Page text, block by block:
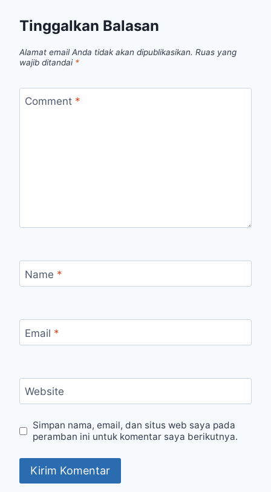
Tinggalkan Balasan
Alamat email Anda tidak akan dipublikasikan. Ruas yang
wajib ditandai *
Comment *
Name *
Email *
Website
Simpan nama, email, dan situs web saya pada
peramban ini untuk komentar saya berikutnya.